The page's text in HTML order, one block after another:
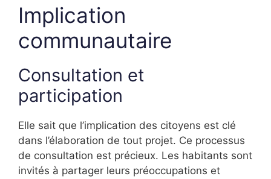
Implication
communautaire
Consultation et
participation
Elle sait que l’implication des citoyens est clé
dans l’élaboration de tout projet. Ce processus
de consultation est précieux. Les habitants sont
invités à partager leurs préoccupations et